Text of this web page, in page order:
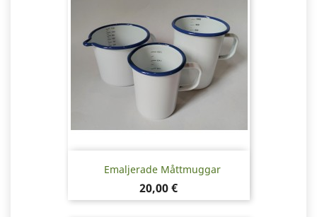
Emaljerade Måttmuggar
Pris
20,00 €